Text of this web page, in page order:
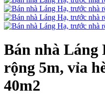
Bán nhà Láng
rộng 5m, vỉa
40m2